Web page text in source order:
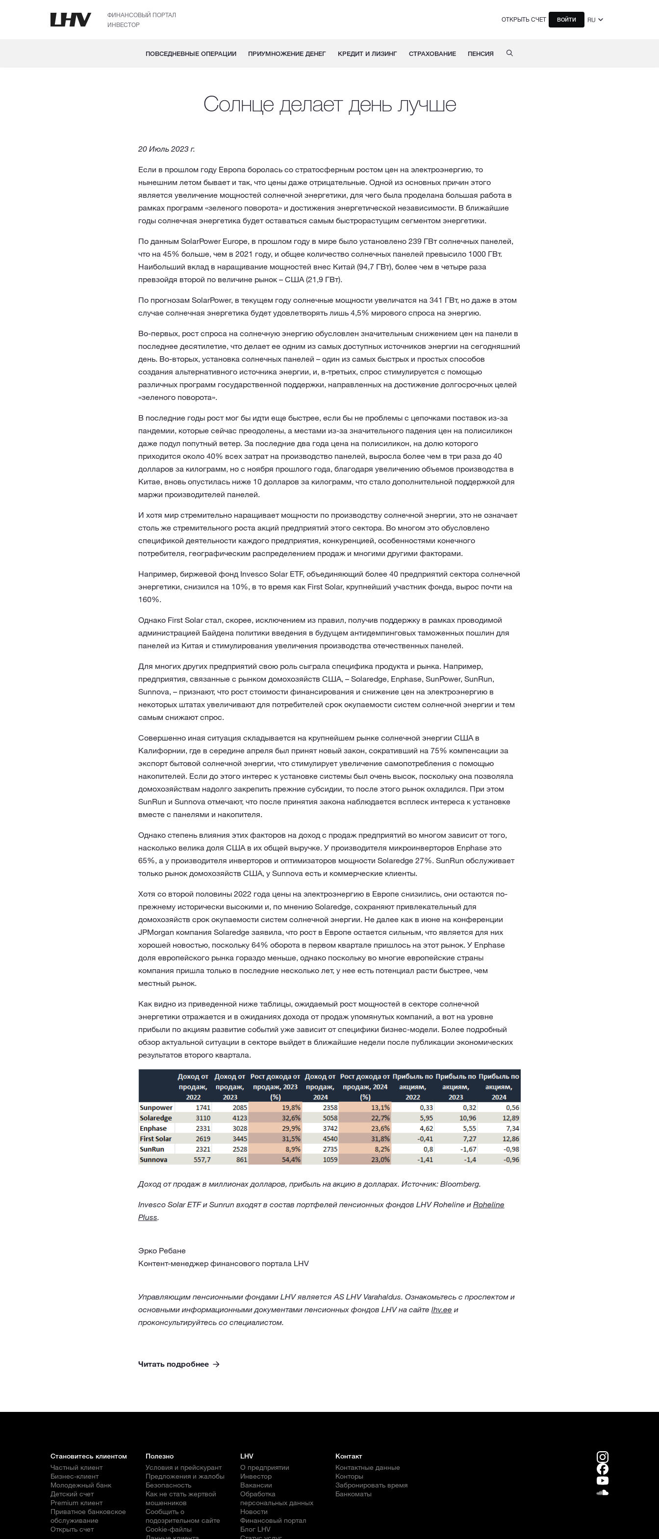
ФИНАНСОВЫЙ ПОРТАЛ
ИНВЕСТОР
ОТКРЫТЬ СЧЕТ ВОЙТИ RU
ПОВСЕДНЕВНЫЕ ОПЕРАЦИИ ПРИУМНОЖЕНИЕ ДЕНЕГ КРЕДИТ И ЛИЗИНГ СТРАХОВАНИЕ ПЕНСИЯ
Солнце делает день лучше
20 Июль 2023 г.
Если в прошлом году Европа боролась со стратосферным ростом цен на электроэнергию, то
нынешним летом бывает и так, что цены даже отрицательные. Одной из основных причин этого
является увеличение мощностей солнечной энергетики, для чего была проделана большая работа в
рамках программ «зеленого поворота» и достижения энергетической независимости. В ближайшие
годы солнечная энергетика будет оставаться самым быстрорастущим сегментом энергетики.
По данным SolarPower Europe, в прошлом году в мире было установлено 239 ГВт солнечных панелей,
что на 45% больше, чем в 2021 году, и общее количество солнечных панелей превысило 1000 ГВт.
Наибольший вклад в наращивание мощностей внес Китай (94,7 ГВт), более чем в четыре раза
превзойдя второй по величине рынок – США (21,9 ГВт).
По прогнозам SolarPower, в текущем году солнечные мощности увеличатся на 341 ГВт, но даже в этом
случае солнечная энергетика будет удовлетворять лишь 4,5% мирового спроса на энергию.
Во-первых, рост спроса на солнечную энергию обусловлен значительным снижением цен на панели в
последнее десятилетие, что делает ее одним из самых доступных источников энергии на сегодняшний
день. Во-вторых, установка солнечных панелей – один из самых быстрых и простых способов
создания альтернативного источника энергии, и, в-третьих, спрос стимулируется с помощью
различных программ государственной поддержки, направленных на достижение долгосрочных целей
«зеленого поворота».
В последние годы рост мог бы идти еще быстрее, если бы не проблемы с цепочками поставок из-за
пандемии, которые сейчас преодолены, а местами из-за значительного падения цен на полисиликон
даже подул попутный ветер. За последние два года цена на полисиликон, на долю которого
приходится около 40% всех затрат на производство панелей, выросла более чем в три раза до 40
долларов за килограмм, но с ноября прошлого года, благодаря увеличению объемов производства в
Китае, вновь опустилась ниже 10 долларов за килограмм, что стало дополнительной поддержкой для
маржи производителей панелей.
И хотя мир стремительно наращивает мощности по производству солнечной энергии, это не означает
столь же стремительного роста акций предприятий этого сектора. Во многом это обусловлено
спецификой деятельности каждого предприятия, конкуренцией, особенностями конечного
потребителя, географическим распределением продаж и многими другими факторами.
Например, биржевой фонд Invesco Solar ETF, объединяющий более 40 предприятий сектора солнечной
энергетики, снизился на 10%, в то время как First Solar, крупнейший участник фонда, вырос почти на
160%.
Однако First Solar стал, скорее, исключением из правил, получив поддержку в рамках проводимой
администрацией Байдена политики введения в будущем антидемпинговых таможенных пошлин для
панелей из Китая и стимулирования увеличения производства отечественных панелей.
Для многих других предприятий свою роль сыграла специфика продукта и рынка. Например,
предприятия, связанные с рынком домохозяйств США, – Solaredge, Enphase, SunPower, SunRun,
Sunnova, – признают, что рост стоимости финансирования и снижение цен на электроэнергию в
некоторых штатах увеличивают для потребителей срок окупаемости систем солнечной энергии и тем
самым снижают спрос.
Совершенно иная ситуация складывается на крупнейшем рынке солнечной энергии США в
Калифорнии, где в середине апреля был принят новый закон, сокративший на 75% компенсации за
экспорт бытовой солнечной энергии, что стимулирует увеличение самопотребления с помощью
накопителей. Если до этого интерес к установке системы был очень высок, поскольку она позволяла
домохозяйствам надолго закрепить прежние субсидии, то после этого рынок охладился. При этом
SunRun и Sunnova отмечают, что после принятия закона наблюдается всплеск интереса к установке
вместе с панелями и накопителя.
Однако степень влияния этих факторов на доход с продаж предприятий во многом зависит от того,
насколько велика доля США в их общей выручке. У производителя микроинверторов Enphase это
65%, а у производителя инверторов и оптимизаторов мощности Solaredge 27%. SunRun обслуживает
только рынок домохозяйств США, у Sunnova есть и коммерческие клиенты.
Хотя со второй половины 2022 года цены на электроэнергию в Европе снизились, они остаются по-
прежнему исторически высокими и, по мнению Solaredge, сохраняют привлекательный для
домохозяйств срок окупаемости систем солнечной энергии. Не далее как в июне на конференции
JPMorgan компания Solaredge заявила, что рост в Европе остается сильным, что является для них
хорошей новостью, поскольку 64% оборота в первом квартале пришлось на этот рынок. У Enphase
доля европейского рынка гораздо меньше, однако поскольку во многие европейские страны
компания пришла только в последние несколько лет, у нее есть потенциал расти быстрее, чем
местный рынок.
Как видно из приведенной ниже таблицы, ожидаемый рост мощностей в секторе солнечной
энергетики отражается и в ожиданиях дохода от продаж упомянутых компаний, а вот на уровне
прибыли по акциям развитие событий уже зависит от специфики бизнес-модели. Более подробный
обзор актуальной ситуации в секторе выйдет в ближайшие недели после публикации экономических
результатов второго квартала.
Доход от продаж в миллионах долларов, прибыль на акцию в долларах. Источник: Bloomberg.
Invesco Solar ETF и Sunrun входят в состав портфелей пенсионных фондов LHV Roheline и Roheline
Pluss.
Эрко Ребане
Контент-менеджер финансового портала LHV
Управляющим пенсионными фондами LHV является AS LHV Varahaldus. Ознакомьтесь с проспектом и
основными информационными документами пенсионных фондов LHV на сайте lhv.ee и
проконсультируйтесь со специалистом.
Читать подробнее
Становитесь клиентом
Частный клиент
Бизнес-клиент
Молодежный банк
Детский счет
Premium клиент
Приватное банковское
обслуживание
Открыть счет
Полезно
Условия и прейскурант
Предложения и жалобы
Безопасность
Как не стать жертвой
мошенников
Сообщить о
подозрительном сайте
Cookie-файлы
LHV
О предприятии
Инвестор
Вакансии
Обработка
персональных данных
Новости
Финансовый портал
Блог LHV
Контакт
Контактные данные
Конторы
Забронировать время
Банкоматы